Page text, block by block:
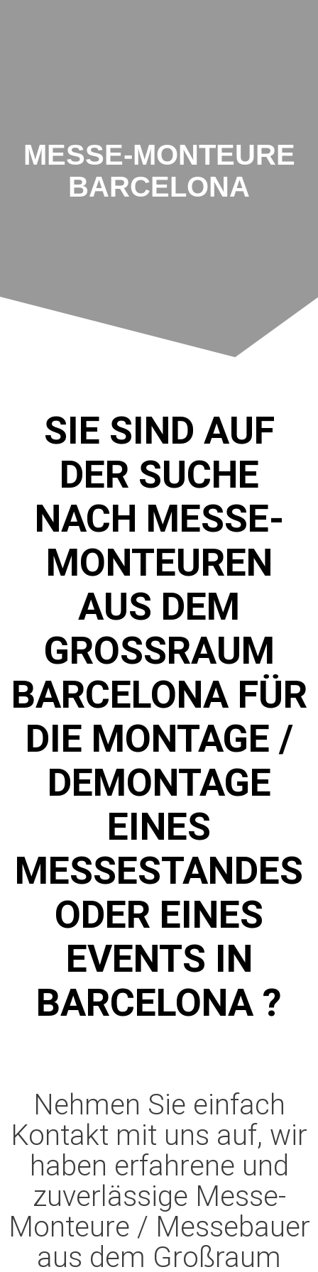
MESSE-MONTEURE
BARCELONA
SIE SIND AUF
DER SUCHE
NACH MESSE-
MONTEUREN
AUS DEM
GROSSRAUM B
ARCELONA FÜR D
IE MONTAGE / D
EMONTAGE E
INES M
ESSESTANDES O
DER EINES E
VENTS IN B
ARCELONA ?
Nehmen Sie einfach
Kontakt mit uns auf, wir
haben erfahrene und
zuverlässige Messe-
Monteure / Messebauer
aus dem Großraum